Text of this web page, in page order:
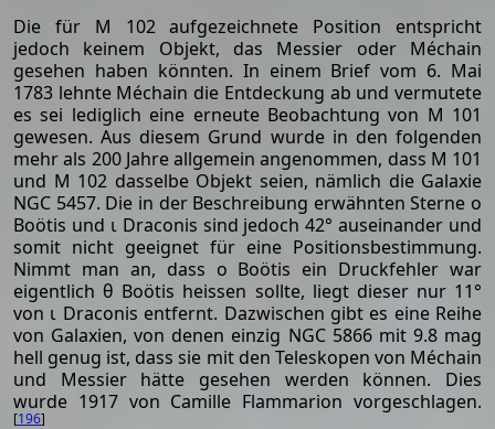
Die für M 102 aufgezeichnete Position entspricht
jedoch keinem Objekt, das Messier oder Méchain
gesehen haben könnten. In einem Brief vom 6. Mai
1783 lehnte Méchain die Entdeckung ab und vermutete
es sei lediglich eine erneute Beobachtung von M 101
gewesen. Aus diesem Grund wurde in den folgenden
mehr als 200 Jahre allgemein angenommen, dass M 101
und M 102 dasselbe Objekt seien, nämlich die Galaxie
NGC 5457. Die in der Beschreibung erwähnten Sterne ο
Boötis und ι Draconis sind jedoch 42° auseinander und
somit nicht geeignet für eine Positionsbestimmung.
Nimmt man an, dass ο Boötis ein Druckfehler war
eigentlich θ Boötis heissen sollte, liegt dieser nur 11°
von ι Draconis entfernt. Dazwischen gibt es eine Reihe
von Galaxien, von denen einzig NGC 5866 mit 9.8 mag
hell genug ist, dass sie mit den Teleskopen von Méchain
und Messier hätte gesehen werden können. Dies
wurde 1917 von Camille Flammarion vorgeschlagen.
[196]